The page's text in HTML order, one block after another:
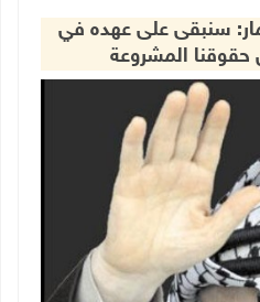
سنبقى على عهده في
حقوقنا المشروعة